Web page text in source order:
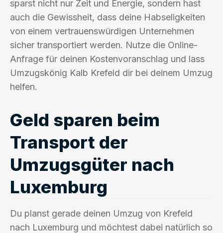
sparst nicht nur Zeit und Energie, sondern hast
auch die Gewissheit, dass deine Habseligkeiten
von einem vertrauenswürdigen Unternehmen
sicher transportiert werden. Nutze die Online-
Anfrage für deinen Kostenvoranschlag und lass
Umzugskönig Kalb Krefeld dir bei deinem Umzug
helfen.
Geld sparen beim
Transport der
Umzugsgüter nach
Luxemburg
Du planst gerade deinen Umzug von Krefeld
nach Luxemburg und möchtest dabei natürlich so